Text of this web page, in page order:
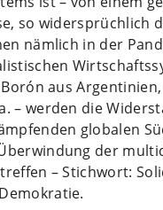
so widersprüchlich
nämlich in der
aus
– werden die
globalen
der
– Stichwort: